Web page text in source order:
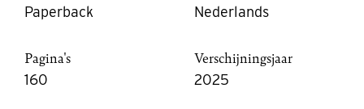
Paperback Nederlands
Pagina's
160
Verschijningsjaar
2025